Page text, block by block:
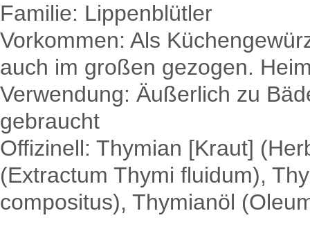
Familie: Lippenblütler
Vorkommen: Als
auch im großen gezogen.
Verwendung: Äußerlich zu
gebraucht
Offizinell: Thymian [Kraut]
(Extractum Thymi fluidum),
compositus), Thymianöl